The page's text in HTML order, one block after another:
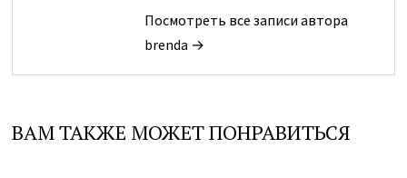
Посмотреть все записи автора
brenda →
ВАМ ТАКЖЕ МОЖЕТ ПОНРАВИТЬСЯ